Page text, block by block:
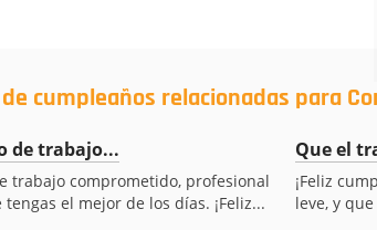
cumpleaños relacionadas para
de trabajo...
trabajo comprometido, profesional
el mejor de los días. ¡Feliz...
Que el
¡Feliz
leve, y